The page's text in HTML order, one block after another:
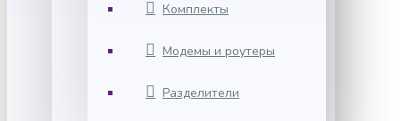
Комплекты
Модемы и роутеры
Разделители